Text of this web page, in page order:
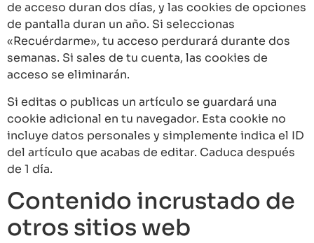
de acceso duran dos días, y las cookies de opciones
de pantalla duran un año. Si seleccionas
«Recuérdarme», tu acceso perdurará durante dos
semanas. Si sales de tu cuenta, las cookies de
acceso se eliminarán.
Si editas o publicas un artículo se guardará una
cookie adicional en tu navegador. Esta cookie no
incluye datos personales y simplemente indica el ID
del artículo que acabas de editar. Caduca después
de 1 día.
Contenido incrustado de
otros sitios web